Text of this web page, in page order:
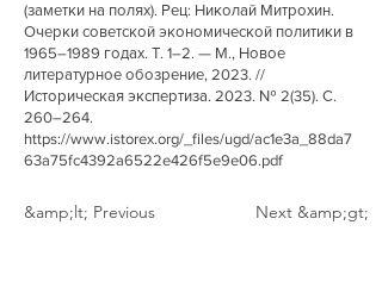
(заметки на полях). Рец: Николай Митрохин.
Очерки советской экономической политики в
1965–1989 годах. Т. 1–2. — М., Новое
литературное обозрение, 2023. //
Историческая экспертиза. 2023. № 2(35). С.
260–264.
https://www.istorex.org/_files/ugd/ac1e3a_88da7
63a75fc4392a6522e426f5e9e06.pdf
&amp;lt; Previous Next &amp;gt;